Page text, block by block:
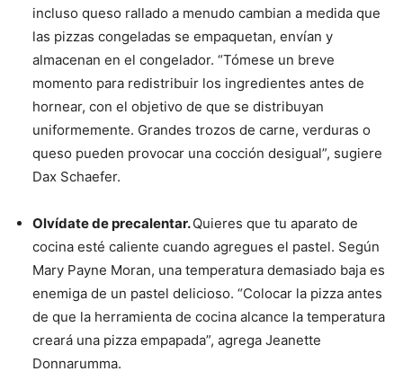
incluso queso rallado a menudo cambian a medida que
las pizzas congeladas se empaquetan, envían y
almacenan en el congelador. “Tómese un breve
momento para redistribuir los ingredientes antes de
hornear, con el objetivo de que se distribuyan
uniformemente. Grandes trozos de carne, verduras o
queso pueden provocar una cocción desigual”, sugiere
Dax Schaefer.
Olvídate de precalentar.Quieres que tu aparato de
cocina esté caliente cuando agregues el pastel. Según
Mary Payne Moran, una temperatura demasiado baja es
enemiga de un pastel delicioso. “Colocar la pizza antes
de que la herramienta de cocina alcance la temperatura
creará una pizza empapada”, agrega Jeanette
Donnarumma.